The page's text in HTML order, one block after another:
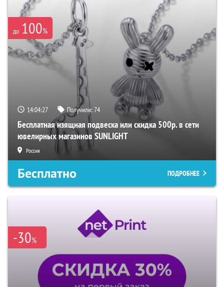
до 100%
14:04:27 Получили:74
Бесплатная изящная подвеска или скидка 500р. в сети
ювелирных магазинов SUNLIGHT
Россия
Бесплатно ПОДРОБНЕЕ
-30%